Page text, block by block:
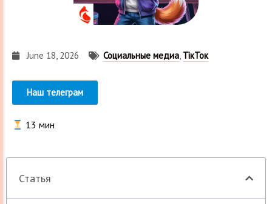
June 18, 2026 Социальные медиа, ТікТок
Наш телеграм
13 мин
Статья